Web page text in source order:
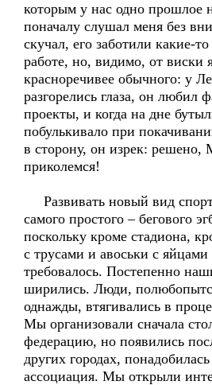
которым у нас одно прошлое
поначалу слушал меня без
скучал, его заботили какие-
работе, но, видимо, от виски
красноречивее обычного: у
разгорелись глаза, он любил
проекты, и когда на дне
побулькивало при
в сторону, он изрек:
приколемся!
Развивать новый вид
самого простого – бегового
поскольку кроме стадиона,
с трусами и авоськи с яйцами
требовалось. Постепенно
ширились. Люди,
однажды, втягивались в
Мы организовали сначала
федерацию, но появились
других городах,
ассоциация. Мы открыли